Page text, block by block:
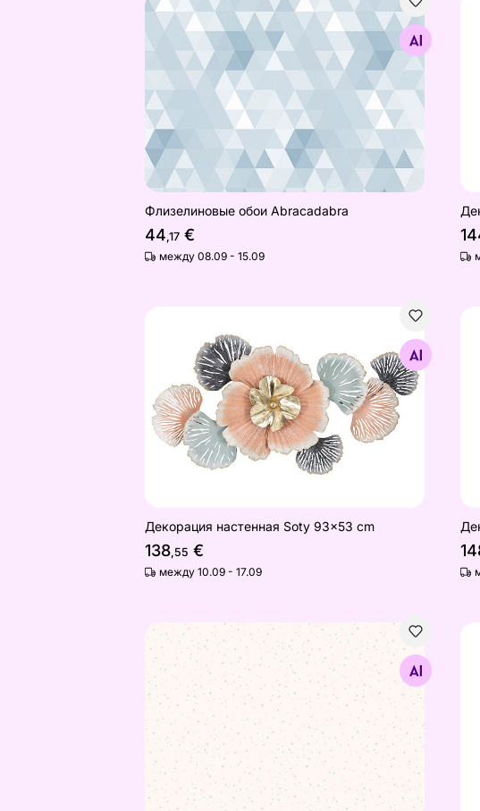
Флизелиновые обои Abracadabra
Найдите похожие
Флизелиновые обои Abracadabra
44,17 €
между 08.09 - 15.09
Найдите похожие
Декорация настенная Soty 93x53 cm
138,55 €
между 10.09 - 17.09
Флисовые обои Noa Stars
Найдите похожие